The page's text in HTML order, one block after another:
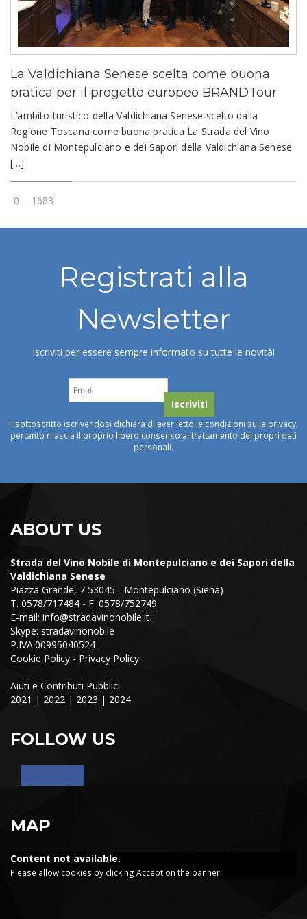
La Valdichiana Senese scelta come buona
pratica per il progetto europeo BRANDTour
L’ambito turistico della Valdichiana Senese scelto dalla
Regione Toscana come buona pratica La Strada del Vino
Nobile di Montepulciano e dei Sapori della Valdichiana Senese
[…]
0 1683
Registrati alla
Newsletter
Iscriviti per essere sempre informato su tutte le novità!
Il sottoscritto iscrivendosi dichiara di aver letto le condizioni sulla privacy,
pertanto rilascia il proprio libero consenso al trattamento dei propri dati
personali.
ABOUT US
Strada del Vino Nobile di Montepulciano e dei Sapori della
Valdichiana Senese
Piazza Grande, 7 53045 - Montepulciano (Siena)
T. 0578/717484 - F. 0578/752749
E-mail: info@stradavinonobile.it
Skype: stradavinonobile
P.IVA:00995040524
Cookie Policy - Privacy Policy
Aiuti e Contributi Pubblici
2021 | 2022 | 2023 | 2024
FOLLOW US
MAP
Content not available.
Please allow cookies by clicking Accept on the banner